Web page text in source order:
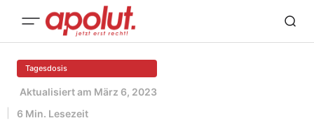
Tagesdosis
Aktualisiert am März 6, 2023
6 Min. Lesezeit